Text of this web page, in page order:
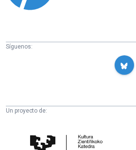
Síguenos:
Un proyecto de:
Cultura